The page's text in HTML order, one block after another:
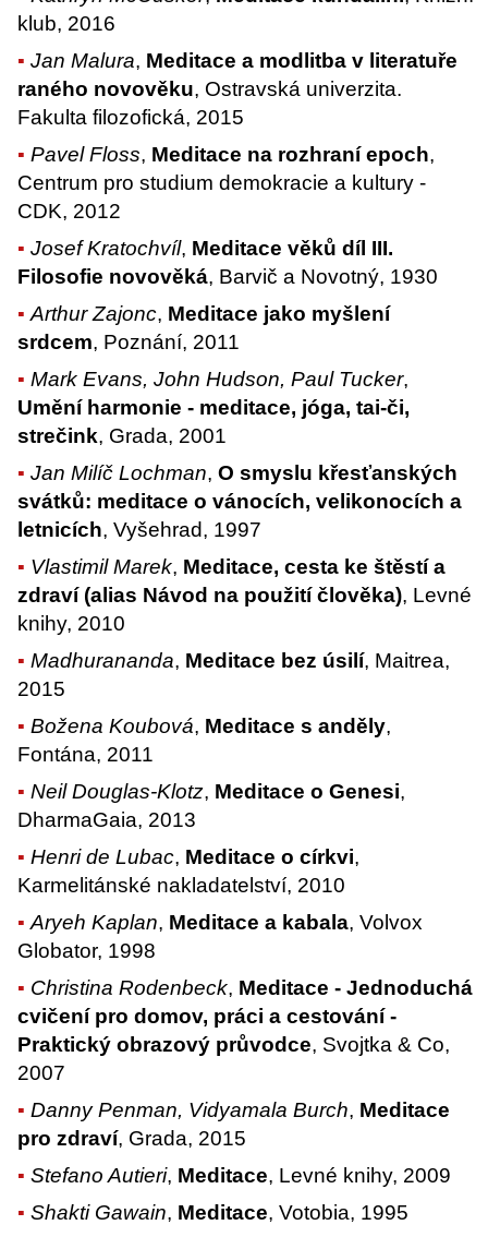
klub, 2016
Jan Malura, Meditace a modlitba v literatuře
raného novověku, Ostravská univerzita.
Fakulta filozofická, 2015
Pavel Floss, Meditace na rozhraní epoch,
Centrum pro studium demokracie a kultury -
CDK, 2012
Josef Kratochvíl, Meditace věků díl III.
Filosofie novověká, Barvič a Novotný, 1930
Arthur Zajonc, Meditace jako myšlení
srdcem, Poznání, 2011
Mark Evans, John Hudson, Paul Tucker,
Umění harmonie - meditace, jóga, tai-či,
strečink, Grada, 2001
Jan Milíč Lochman,O smyslu křesťanských
svátků: meditace o vánocích, velikonocích a
letnicích, Vyšehrad, 1997
Vlastimil Marek, Meditace, cesta ke štěstí a
zdraví (alias Návod na použití člověka), Levné
knihy, 2010
Madhurananda, Meditace bez úsilí, Maitrea,
2015
Božena Koubová, Meditace s anděly,
Fontána, 2011
Neil Douglas-Klotz, Meditace o Genesi,
DharmaGaia, 2013
Henri de Lubac, Meditace o církvi,
Karmelitánské nakladatelství, 2010
Aryeh Kaplan, Meditace a kabala, Volvox
Globator, 1998
Christina Rodenbeck, Meditace - Jednoduchá
cvičení pro domov, práci a cestování -
Praktický obrazový průvodce, Svojtka & Co,
2007
Danny Penman, Vidyamala Burch, Meditace
pro zdraví, Grada, 2015
Stefano Autieri, Meditace, Levné knihy, 2009
Shakti Gawain, Meditace, Votobia, 1995